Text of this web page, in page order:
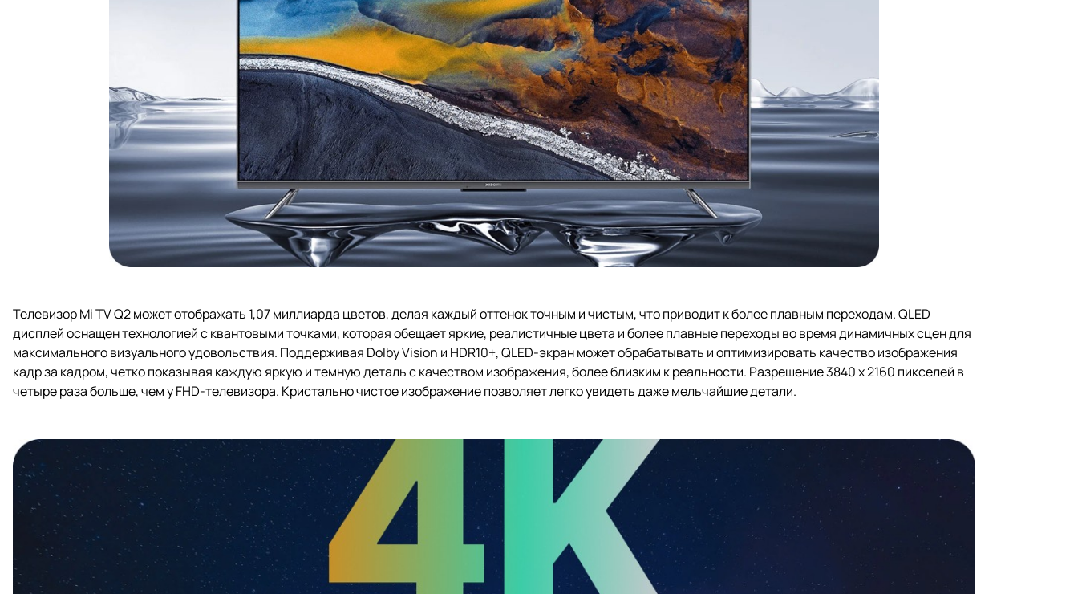
Телевизор Mi TV Q2 может отображать 1,07 миллиарда цветов, делая каждый оттенок точным и чистым, что приводит к более плавным переходам. QLED
дисплей оснащен технологией с квантовыми точками, которая обещает яркие, реалистичные цвета и более плавные переходы во время динамичных сцен для
максимального визуального удовольствия. Поддерживая Dolby Vision и HDR10+, QLED-экран может обрабатывать и оптимизировать качество изображения
кадр за кадром, четко показывая каждую яркую и темную деталь с качеством изображения, более близким к реальности. Разрешение 3840 x 2160 пикселей в
четыре раза больше, чем у FHD-телевизора. Кристально чистое изображение позволяет легко увидеть даже мельчайшие детали.